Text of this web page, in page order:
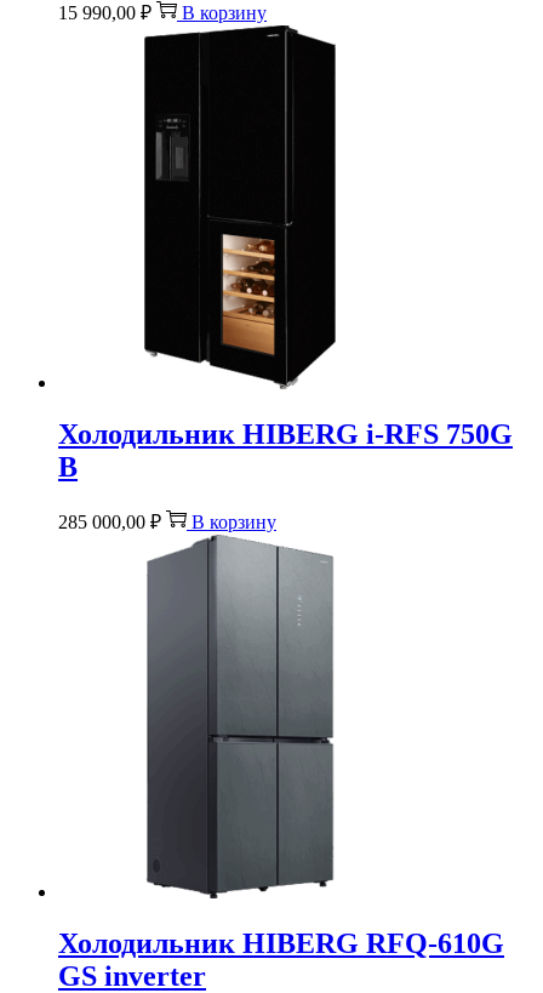
15 990,00 ₽ В корзину
Холодильник HIBERG i-RFS 750G
B
285 000,00 ₽ В корзину
Холодильник HIBERG RFQ-610G
GS inverter